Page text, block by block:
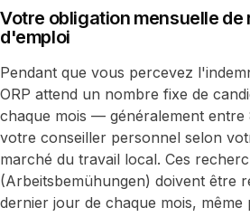
Votre obligation mensuelle de
d'emploi
Pendant que vous percevez
ORP attend un nombre fixe de
chaque mois — généralement entre
votre conseiller personnel selon
marché du travail local. Ces
(Arbeitsbemühungen) doivent être
dernier jour de chaque mois, même